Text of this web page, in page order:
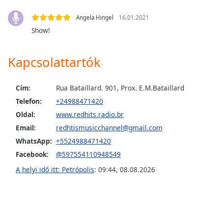
settings,
opens
subtitles
subtitles
selected
Track
in-
Picture
Angela Hingel 16.01.2021
Show!
Kapcsolattartók
Cím:
Rua Bataillard. 901, Prox. E.M.Bataillard
Telefon:
+24988471420
Oldal:
www.redhits.radio.br
Email:
redhtismusicchannel@gmail.com
WhatsApp: +5524988471420
Facebook:
@597554110948549
A helyi idő itt: Petrópolis: 09:44, 08.08.2026